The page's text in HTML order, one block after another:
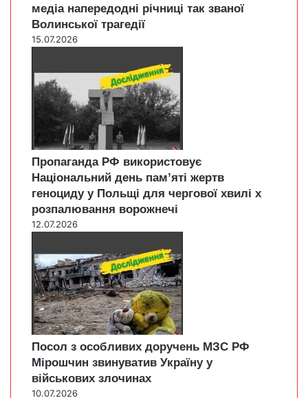
медіа напередодні річниці так званої
Волинської трагедії
15.07.2026
Пропаганда РФ використовує
Національний день пам’яті жертв
геноциду у Польщі для чергової хвилі х
розпалювання ворожнечі
12.07.2026
Посол з особливих доручень МЗС РФ
Мірошчин звинуватив Україну у
військових злочинах
10.07.2026